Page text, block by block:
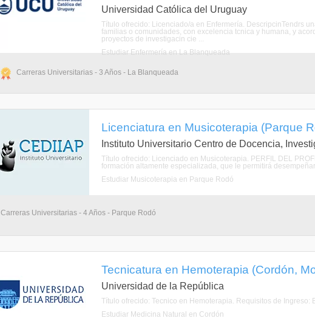
Universidad Católica del Uruguay
Título ofrecido: Licenciado/a en Enfermería. DescripcinTendrs
familias o comunidades, con excelencia tcnica y humana, y
proyectos de investigacin cie ...
Estudiar Enfermería en La Blanqueada
Carreras Universitarias - 3 Años - La Blanqueada
Licenciatura en Musicoterapia (Parque
Instituto Universitario Centro de Docencia,
Título ofrecido: Licenciado en Musicoterapia. PERFIL DEL
formación altamente especializada, que le permitirá
Estudiar Musicoterapia en Parque Rodó
Carreras Universitarias - 4 Años - Parque Rodó
Tecnicatura en Hemoterapia (Cordón,
Universidad de la República
Título ofrecido: Tecnico en Hemoterapia. Requisitos de
Estudiar Medicina Natural en Cordón